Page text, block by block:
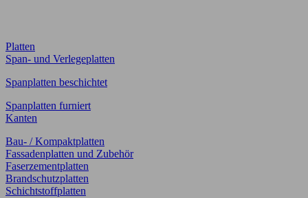
Platten
Span- und Verlegeplatten
Spanplatten beschichtet
Spanplatten furniert
Kanten
Bau- / Kompaktplatten
Fassadenplatten und Zubehör
Faserzementplatten
Brandschutzplatten
Schichtstoffplatten